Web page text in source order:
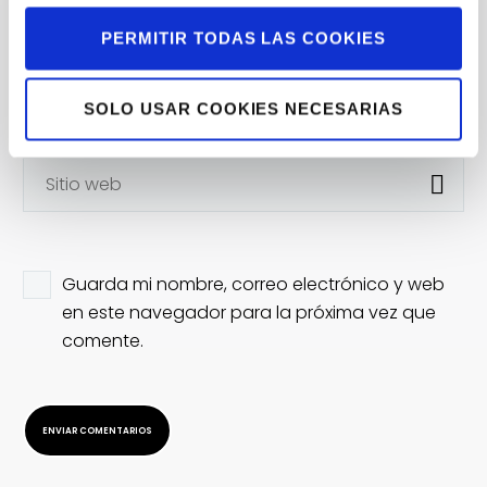
PERMITIR TODAS LAS COOKIES
SOLO USAR COOKIES NECESARIAS
Guarda mi nombre, correo electrónico y web
en este navegador para la próxima vez que
comente.
ENVIAR COMENTARIOS